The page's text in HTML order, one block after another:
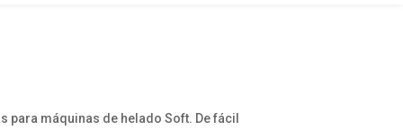
para máquinas de helado Soft. De fácil